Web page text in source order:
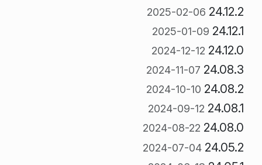
24.12.2
2025-02-06
24.12.1
2025-01-09
24.12.0
2024-12-12
24.08.3
2024-11-07
24.08.2
2024-10-10
24.08.1
2024-09-12
24.08.0
2024-08-22
24.05.2
2024-07-04